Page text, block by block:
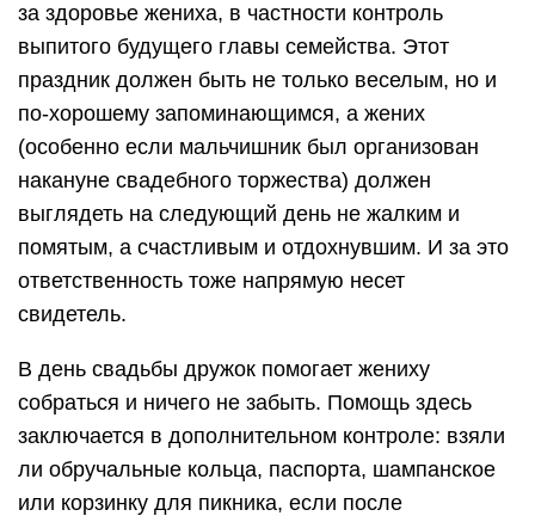
за здоровье жениха, в частности контроль
выпитого будущего главы семейства. Этот
праздник должен быть не только веселым, но и
по-хорошему запоминающимся, а жених
(особенно если мальчишник был организован
накануне свадебного торжества) должен
выглядеть на следующий день не жалким и
помятым, а счастливым и отдохнувшим. И за это
ответственность тоже напрямую несет
свидетель.
В день свадьбы дружок помогает жениху
собраться и ничего не забыть. Помощь здесь
заключается в дополнительном контроле: взяли
ли обручальные кольца, паспорта, шампанское
или корзинку для пикника, если после